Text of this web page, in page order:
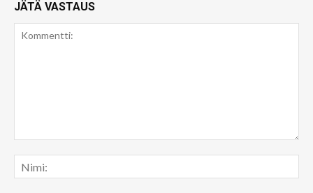
JÄTÄ VASTAUS